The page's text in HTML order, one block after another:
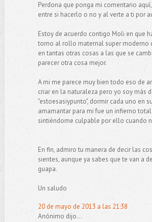
Perdona que ponga mi comentario
entre si hacerlo o no y al verte a ti por
Estoy de acuerdo contigo Moli en que
torno al rollo maternal super moderno
en tantas otras cosas a las que se
parecer otra cosa mejor.
A mi me parece muy bien todo eso de
criar en la naturaleza pero yo soy más
"estoesasiypunto", dormir cada uno en
amamantar para mi fue un infierno
sintiéndome culpable por ello cuando
En fin, admiro tu manera de decir las
sientes, aunque ya sabes que te van a
guapa.
Un saludo
20 de mayo de 2013 a las 21:38
Anónimo dijo...